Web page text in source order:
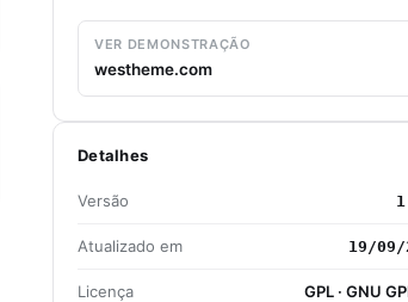
VER DEMONSTRAÇÃO
westheme.com
Detalhes
Versão
Atualizado em 19/09/
Licença GPL · GNU